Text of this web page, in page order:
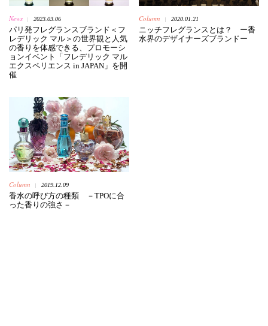
News 2023.03.06
パリ発フレグランスブランド＜フ
レデリック マル＞の世界観と人気
の香りを体感できる、プロモーシ
ョンイベント「フレデリック マル
エクスペリエンス in JAPAN」を開
催
Column 2020.01.21
ニッチフレグランスとは？ ー香
水界のデザイナーズブランドー
Column 2019.12.09
香水の呼び方の種類 －TPOに合
った香りの強さ－